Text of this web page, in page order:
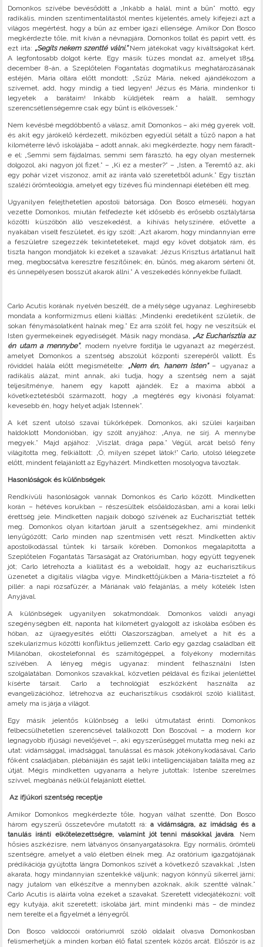
Domonkos szívébe bevésődött a „Inkább a halál, mint a bűn” mottó, egy
radikális, minden szentimentalitástól mentes kijelentés, amely kifejezi azt a
világos megértést, hogy a bűn az ember igazi ellensége. Amikor Don Bosco
megkérdezte tőle, mit kíván a névnapjára, Domonkos tollat és papírt vett, és
ezt írta: „Segíts nekem szentté válni.”Nem játékokat vagy kiváltságokat kért.
A legfontosabb dolgot kérte. Egy másik tüzes mondat az, amelyet 1854.
december 8-án, a Szeplőtelen Fogantatás dogmatikus meghatározásának
estéjén, Mária oltára előtt mondott: „Szűz Mária, neked ajándékozom a
szívemet, add, hogy mindig a tied legyen! Jézus és Mária, mindenkor ti
legyetek a barátaim! Inkább küldjétek reám a halált, semhogy
szerencsétlenségemre csak egy bűnt is elkövessek.”
Nem kevésbé megdöbbentő a válasz, amit Domonkos – aki még gyerek volt,
és akit egy járókelő kérdezett, miközben egyedül sétált a tűző napon a hat
kilométerre lévő iskolájába – adott annak, aki megkérdezte, hogy nem fáradt-
e el: „Semmi sem fájdalmas, semmi sem fárasztó, ha egy olyan mesternek
dolgozol, aki nagyon jól fizet.” – „Ki ez a mester?” – „Isten, a Teremtő az, aki
egy pohár vizet viszonoz, amit az iránta való szeretetből adunk.” Egy tisztán
szalézi örömteológia, amelyet egy tízéves fiú mindennapi életében élt meg.
Ugyanilyen felejthetetlen apostoli bátorsága. Don Bosco elmeséli, hogyan
vezette Domonkos, miután felfedezte két idősebb és erősebb osztálytársa
közötti küszöbön álló veszekedést, a kihívás helyszínére, elővette a
nyakában viselt feszületet, és így szólt: „Azt akarom, hogy mindannyian erre
a feszületre szegezzék tekinteteteket, majd egy követ dobjatok rám, és
tiszta hangon mondjátok ki ezeket a szavakat: Jézus Krisztus ártatlanul halt
meg, megbocsátva keresztre feszítőinek; én, bűnös, meg akarom sérteni őt,
és ünnepélyesen bosszút akarok állni.” A veszekedés könnyekbe fulladt.
Carlo Acutis korának nyelvén beszélt, de a mélysége ugyanaz. Leghíresebb
mondata a konformizmus elleni kiáltás: „Mindenki eredetiként születik, de
sokan fénymásolatként halnak meg.” Ez arra szólít fel, hogy ne veszítsük el
Isten gyermekeinek egyediségét. Másik nagy mondása, „Az Eucharisztia az
én utam a mennybe”, modern nyelvre fordítja le ugyanazt az megérzést,
amelyet Domonkos a szentség abszolút központi szerepéről vallott. És
röviddel halála előtt megismételte: „Nem én, hanem Isten”– ugyanaz a
radikális alázat, mint annak, aki tudja, hogy a szentség nem a saját
teljesítménye, hanem egy kapott ajándék. Ez a maxima abból a
következtetésből származott, hogy „a megtérés egy kivonási folyamat:
kevesebb én, hogy helyet adjak Istennek”.
A két szent utolsó szavai tükörképek. Domonkos, aki szülei karjaiban
haldoklott Mondonióban, így szólt anyjához: „Anya, ne sírj. A mennybe
megyek.” Majd apjához: „Viszlát, drága papa.” Végül, arcát belső fény
világította meg, felkiáltott: „Ó, milyen szépet látok!” Carlo, utolsó lélegzete
előtt, mindent felajánlott az Egyházért. Mindketten mosolyogva távoztak.
Hasonlóságok és különbségek
Rendkívüli hasonlóságok vannak Domonkos és Carlo között. Mindketten
korán – hétéves korukban – részesültek elsőáldozásban, ami a korai lelki
érettség jele. Mindketten napjaik dobogó szívének az Eucharisztiát tették
meg. Domonkos olyan kitartóan járult a szentségekhez, ami mindenkit
lenyűgözött; Carlo minden nap szentmisén vett részt. Mindketten aktív
apostolkodással tűntek ki társaik körében. Domonkos megalapította a
Szeplőtelen Fogantatás Társaságát az Oratóriumban, hogy együtt tegyenek
jót; Carlo létrehozta a kiállítást és a weboldalt, hogy az eucharisztikus
üzenetet a digitális világba vigye. Mindkettőjükben a Mária-tisztelet a fő
pillér: a napi rózsafüzér, a Máriának való felajánlás, a mély kötelék Isten
Anyjával.
A különbségek ugyanilyen sokatmondóak. Domonkos valódi anyagi
szegénységben élt, naponta hat kilométert gyalogolt az iskolába esőben és
hóban, az újraegyesítés előtti Olaszországban, amelyet a hit és a
szekularizmus közötti konfliktus jellemzett. Carlo egy gazdag családban élt
Milánóban, okostelefonnal és számítógéppel, a folyékony modernitás
szívében. A lényeg mégis ugyanaz: mindent felhasználni Isten
szolgálatában. Domonkos szavakkal, közvetlen példával és fizikai jelenléttel
kísérte társait. Carlo a technológiát eszközként használta az
evangelizációhoz, létrehozva az eucharisztikus csodákról szóló kiállítást,
amely ma is járja a világot.
Egy másik jelentős különbség a lelki útmutatást érinti. Domonkos
felbecsülhetetlen szerencsével találkozott Don Boscóval – a modern kor
legnagyobb ifjúsági nevelőjével –, aki egyszerűséggel mutatta meg neki az
utat: vidámsággal, imádsággal, tanulással és mások jótékonykodásával. Carlo
főként családjában, plébániáján és saját lelki intelligenciájában találta meg az
útját. Mégis mindketten ugyanarra a helyre jutottak: Istenbe szerelmes
szívvel, megbánás nélkül felajánlott élettel.
Az ifjúkori szentség receptje
Amikor Domonkos megkérdezte tőle, hogyan válhat szentté, Don Bosco
három egyszerű összetevőre mutatott rá:a vidámságra, az imádság és a
tanulás iránti elkötelezettségre, valamint jót tenni másokkal javára. Nem
hősies aszkézisre, nem látványos önsanyargatásokra. Egy normális, örömteli
szentségre, amelyet a való életben élnek meg. Az oratórium igazgatójának
prédikációja gyújtotta lángra Domonkos szívét a következő szavakkal: „Isten
akarata, hogy mindannyian szentekké váljunk; nagyon könnyű sikerrel járni;
nagy jutalom van elkészítve a mennyben azoknak, akik szentté válnak.”
Carlo Acutis is aláírta volna ezeket a szavakat. Szeretett videojátékozni; volt
egy kutyája, akit szeretett; iskolába járt, mint mindenki más – de mindez
nem terelte el a figyelmét a lényegről.
Don Bosco valdoccói oratóriumról szóló oldalait olvasva Domonkosban
felismerhetjük a minden korban élő fiatal szentek közös arcát. Először is az